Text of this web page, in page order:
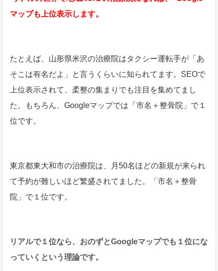
マップも上位表示します。
たとえば、山形県米沢の治療院はタクシー運転手が「あ
そこは有名だよ」と言うくらいに知られてます。SEOで
上位表示されて、柔整の集まりでも注目を集めてまし
た。もちろん、Googleマップでは「市名＋整骨院」で１
位です。
東京都東大和市の治療院は、月50名ほどの新規が来られ
て予約が難しいほど繁盛されてました。「市名＋整骨
院」で１位です。
リアルで１位なら、おのずとGoogleマップでも１位にな
っていくという理論です。